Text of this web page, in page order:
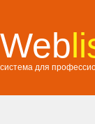
Web
система для